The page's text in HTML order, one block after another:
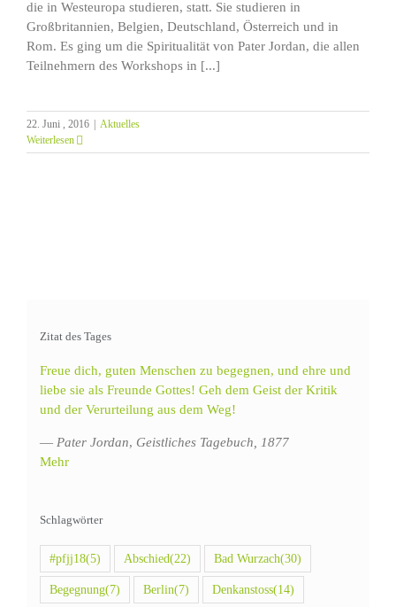
die in Westeuropa studieren, statt. Sie studieren in
Großbritannien, Belgien, Deutschland, Österreich und in
Rom. Es ging um die Spiritualität von Pater Jordan, die allen
Teilnehmern des Workshops in [...]
22. Juni , 2016
Aktuelles
Weiterlesen
Zitat des Tages
Freue dich, guten Menschen zu begegnen, und ehre und
liebe sie als Freunde Gottes! Geh dem Geist der Kritik
und der Verurteilung aus dem Weg!
— Pater Jordan, Geistliches Tagebuch, 1877
Mehr
Schlagwörter
#pfjj18(5) Abschied(22) Bad Wurzach(30)
Begegnung(7) Berlin(7) Denkanstoss(14)